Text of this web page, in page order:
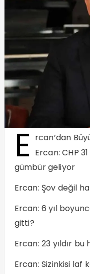
E rcan’dan
Ercan: CHP
gümbür geliyor
Ercan: Şov değil
Ercan: 6 yıl
gitti?
Ercan: 23 yıldır
Ercan: Sizinkisi laf